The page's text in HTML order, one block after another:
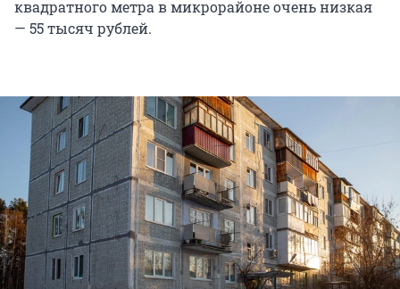
квадратного метра в микрорайоне очень низкая
— 55 тысяч рублей.